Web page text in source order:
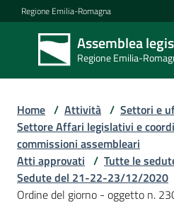
Vai al contenuto
Vai alla navigazione
Vai al footer
Regione Emilia-Romagna
Assemblea
Regione Emilia-
Assemblea
legislativa
Regione Emilia-
Assemblea
Home / Attività / Settori e
Settore Affari legislativi e
commissioni assembleari
Atti approvati / Tutte le
Sedute del 21-22-23/12/2020
Ordine del giorno - oggetto n.